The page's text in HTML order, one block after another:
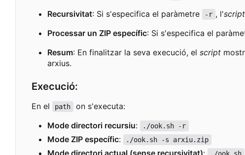
Recursivitat: Si s'especifica el paràmetre -r , l'script
Processar un ZIP específic: Si s'especifica el
Resum: En finalitzar la seva execució, el script
arxius.
Execució:
En el path
on s'executa:
Mode directori recursiu: ./ook.sh -r
Mode ZIP específic: ./ook.sh -s arxiu.zip
Mode directori actual (sense recursivitat):